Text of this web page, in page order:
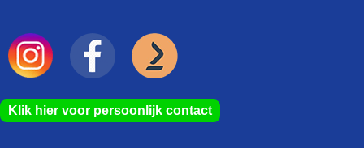
Klik hier voor persoonlijk contact